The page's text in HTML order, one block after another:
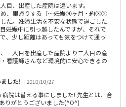
目、出産した産院は違います。
め、里帰りする（～妊娠⑨ヶ月・約③②
た。妊婦生活を不安な状態で過ごした
妊娠中に引っ越したんですが、それで
、少し距離はあっても気をつけて通っ
一人目を出産した産院より二人目の産
看護師さんなど環境的に安心できるの
した! | 2010/10/27
院は替える事にしました! 先生とは、合
りがとうございました(^O^)